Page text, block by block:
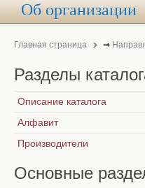
Об организации
Главная страница ⇒
Разделы
Описание каталога
Алфавит
Производители
Основные